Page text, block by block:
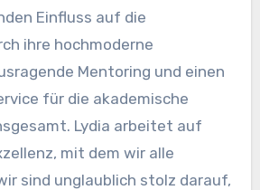
Einfluss auf die
ihre hochmoderne
Mentoring und einen
für die akademische
Lydia arbeitet auf
mit dem wir alle
sind unglaublich stolz darauf,